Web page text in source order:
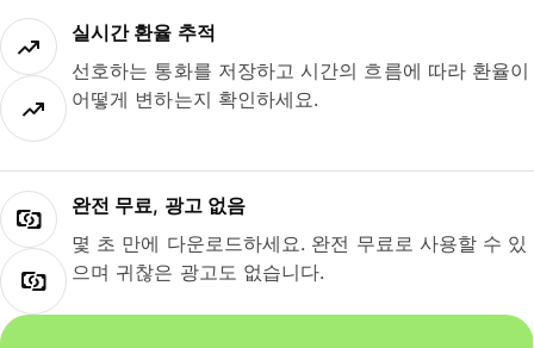
실시간 환율 추적
선호하는 통화를 저장하고 시간의 흐름에 따라 환율이
어떻게 변하는지 확인하세요.
완전 무료, 광고 없음
몇 초 만에 다운로드하세요. 완전 무료로 사용할 수 있
으며 귀찮은 광고도 없습니다.